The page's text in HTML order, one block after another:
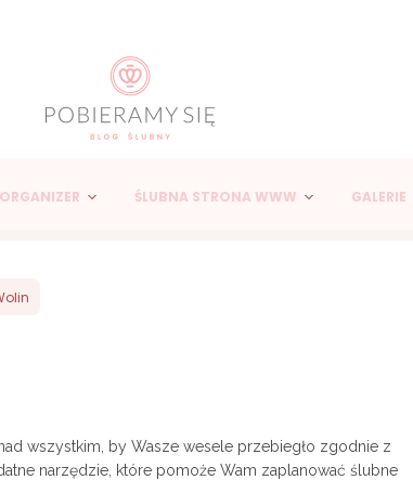
ŚLUBNA STRONA WWW GALERIE
wszystkim, by Wasze wesele przebiegło zgodnie z
narzędzie, które pomoże Wam zaplanować ślubne